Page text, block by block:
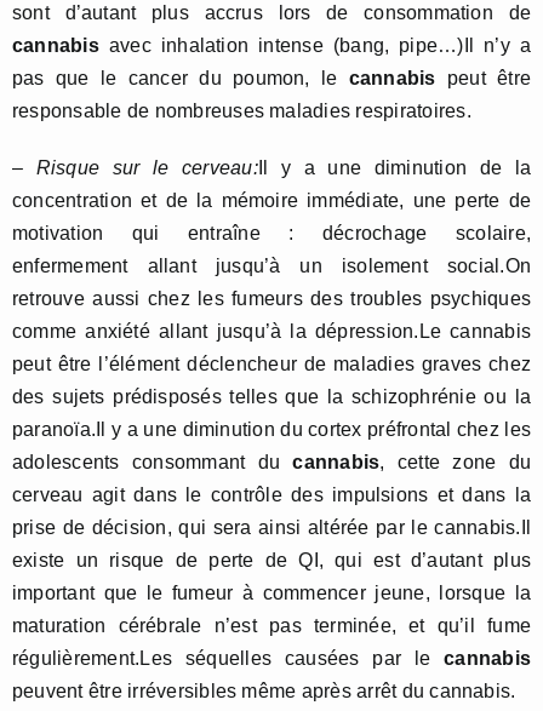
sont d’autant plus accrus lors de consommation de
cannabisavec inhalation intense (bang, pipe…)Il n’y a
pas que le cancer du poumon, le cannabis peut être
responsable de nombreuses maladies respiratoires.
– Risque sur le cerveau:Il y a une diminution de la
concentration et de la mémoire immédiate, une perte de
motivation qui entraîne : décrochage scolaire,
enfermement allant jusqu’à un isolement social.On
retrouve aussi chez les fumeurs des troubles psychiques
comme anxiété allant jusqu’à la dépression.Le cannabis
peut être l’élément déclencheur de maladies graves chez
des sujets prédisposés telles que la schizophrénie ou la
paranoïa.Il y a une diminution du cortex préfrontal chez les
adolescents consommant ducannabis, cette zone du
cerveau agit dans le contrôle des impulsions et dans la
prise de décision, qui sera ainsi altérée par le cannabis.Il
existe un risque de perte de QI, qui est d’autant plus
important que le fumeur à commencer jeune, lorsque la
maturation cérébrale n’est pas terminée, et qu’il fume
régulièrement.Les séquelles causées par lecannabis
peuvent être irréversibles même après arrêt du cannabis.